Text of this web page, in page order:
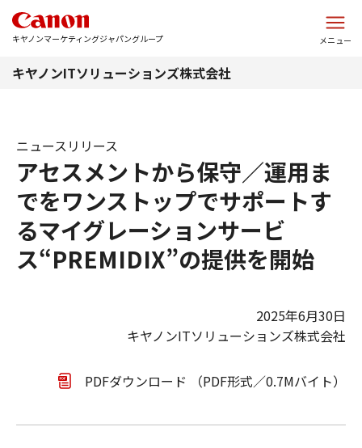
キヤノンマーケティングジャパングループ メニュー
キヤノンITソリューションズ株式会社
アセスメントから保守／運用ま
でをワンストップでサポートす
るマイグレーションサービ
ス“PREMIDIX”の提供を開始
ニュースリリース
2025年6月30日
キヤノンITソリューションズ株式会社
PDFダウンロード （PDF形式／0.7Mバイト）